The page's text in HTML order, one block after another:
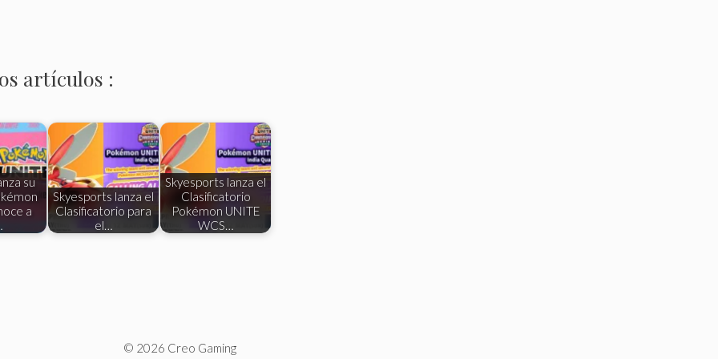
artículos :
su
a
Skyesports lanza el
Clasificatorio para
el…
Skyesports lanza el
Clasificatorio
Pokémon UNITE
WCS…
© 2026 Creo Gaming